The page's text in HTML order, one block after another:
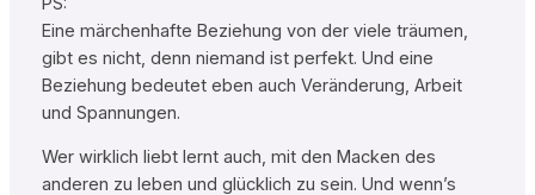
Eine märchenhafte Beziehung von der viele träumen,
gibt es nicht, denn niemand ist perfekt. Und eine
Beziehung bedeutet eben auch Veränderung, Arbeit
und Spannungen.
Wer wirklich liebt lernt auch, mit den Macken des
anderen zu leben und glücklich zu sein. Und wenn’s